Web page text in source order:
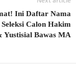
Ini Daftar Nama
Calon Hakim
Yustisial Bawas MA